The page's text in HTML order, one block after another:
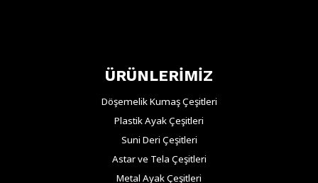
ÜRÜNLERİMİZ
Döşemelik Kumaş Çeşitleri
Plastik Ayak Çeşitleri
Suni Deri Çeşitleri
Astar ve Tela Çeşitleri
Metal Ayak Çeşitleri